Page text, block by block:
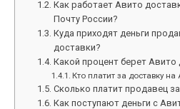
Как работает Авито
Почту России?
Куда приходят деньги
доставки?
Какой процент берет Авито
Кто платит за доставку на
Сколько платит продавец
Как поступают деньги с